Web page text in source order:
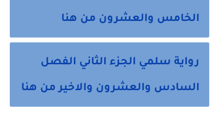
الخامس والعشرون من هنا
رواية سلمي الجزء الثاني الفصل
السادس والعشرون والاخير من هنا